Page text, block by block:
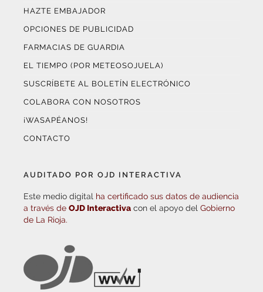
HAZTE EMBAJADOR
OPCIONES DE PUBLICIDAD
FARMACIAS DE GUARDIA
EL TIEMPO (POR METEOSOJUELA)
SUSCRÍBETE AL BOLETÍN ELECTRÓNICO
COLABORA CON NOSOTROS
¡WASAPÉANOS!
CONTACTO
AUDITADO POR OJD INTERACTIVA
Este medio digital ha certificado sus datos de audiencia
a través de OJD Interactiva con el apoyo del Gobierno
de La Rioja.